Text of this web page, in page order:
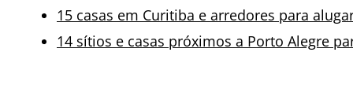
15 casas em Curitiba e arredores para
14 sítios e casas próximos a Porto Alegre